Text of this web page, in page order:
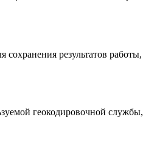
результатов работы,
геокодировочной службы,